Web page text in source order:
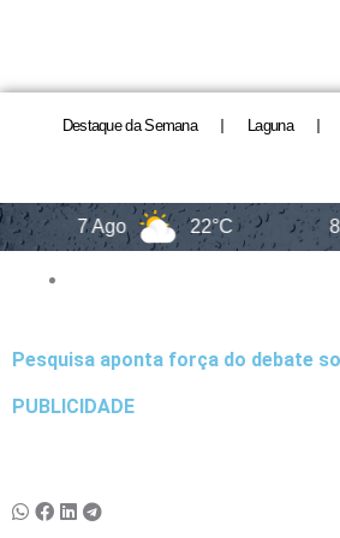
Destaque da Semana Laguna
7 Ago 22°C 8 Ago
Pesquisa aponta força do debate
PUBLICIDADE